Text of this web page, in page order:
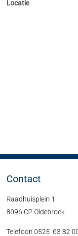
Locatie
Contact
Raadhuisplein 1
8096 CP Oldebroek
Telefoon 0525 63 82